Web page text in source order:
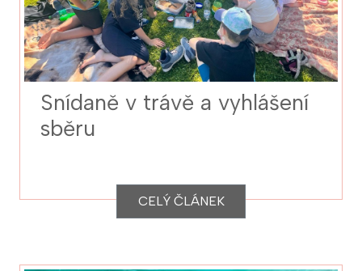
Snídaně v trávě a vyhlášení
sběru
CELÝ ČLÁNEK